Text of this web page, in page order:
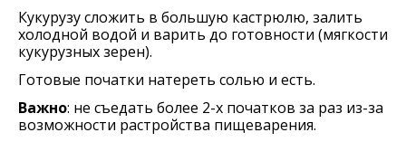
Кукурузу сложить в большую кастрюлю, залить
холодной водой и варить до готовности (мягкости
кукурузных зерен).
Готовые початки натереть солью и есть.
Важно: не съедать более 2-х початков за раз из-за
возможности растройства пищеварения.